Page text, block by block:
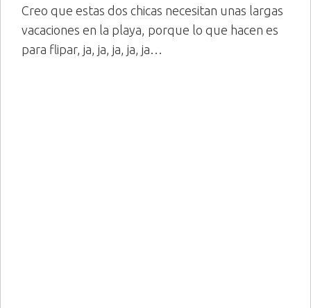
Creo que estas dos chicas necesitan unas largas
vacaciones en la playa, porque lo que hacen es
para flipar, ja, ja, ja, ja, ja…